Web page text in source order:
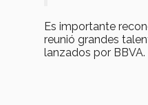
Es importante
reunió grandes
lanzados por BBVA.